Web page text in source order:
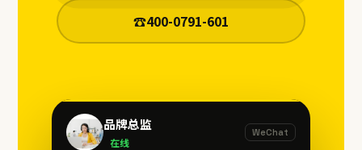
☎400-0791-601
品牌总监
在线
WeChat